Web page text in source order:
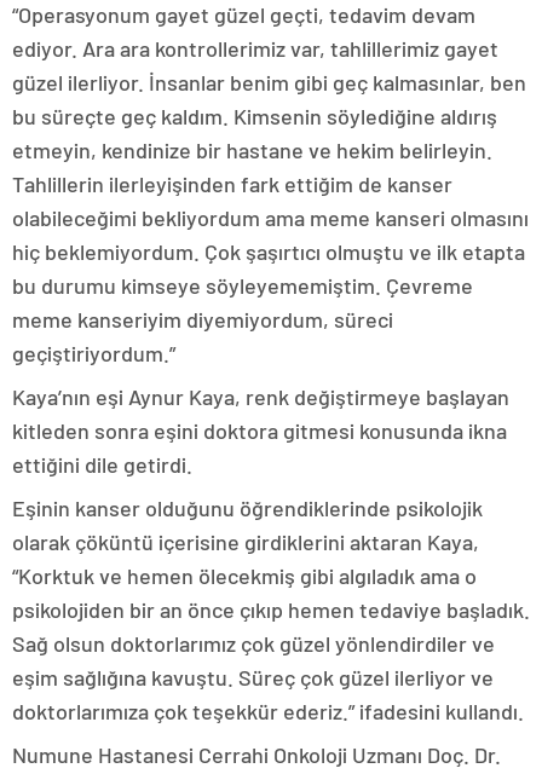
“Operasyonum gayet güzel geçti, tedavim devam
ediyor. Ara ara kontrollerimiz var, tahlillerimiz gayet
güzel ilerliyor. İnsanlar benim gibi geç kalmasınlar, ben
bu süreçte geç kaldım. Kimsenin söylediğine aldırış
etmeyin, kendinize bir hastane ve hekim belirleyin.
Tahlillerin ilerleyişinden fark ettiğim de kanser
olabileceğimi bekliyordum ama meme kanseri olmasını
hiç beklemiyordum. Çok şaşırtıcı olmuştu ve ilk etapta
bu durumu kimseye söyleyememiştim. Çevreme
meme kanseriyim diyemiyordum, süreci
geçiştiriyordum.”
Kaya’nın eşi Aynur Kaya, renk değiştirmeye başlayan
kitleden sonra eşini doktora gitmesi konusunda ikna
ettiğini dile getirdi.
Eşinin kanser olduğunu öğrendiklerinde psikolojik
olarak çöküntü içerisine girdiklerini aktaran Kaya,
“Korktuk ve hemen ölecekmiş gibi algıladık ama o
psikolojiden bir an önce çıkıp hemen tedaviye başladık.
Sağ olsun doktorlarımız çok güzel yönlendirdiler ve
eşim sağlığına kavuştu. Süreç çok güzel ilerliyor ve
doktorlarımıza çok teşekkür ederiz.” ifadesini kullandı.
Numune Hastanesi Cerrahi Onkoloji Uzmanı Doç. Dr.